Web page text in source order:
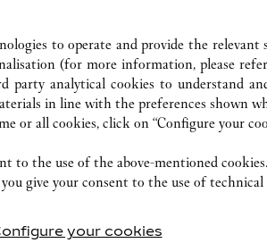
SERVICE CLIENT
Confiez vos créations à nos
to operate and provide the relevant
(for more information, please
party analytical cookies to understand
in line with the preferences shown
or all cookies, click on “Configure your
to the use of the above-mentioned cookies.
give your consent to the use of technical
your cookies